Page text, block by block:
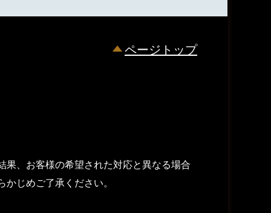
ページトップ
、お客様の希望された対応と異なる場合
じめご了承ください。